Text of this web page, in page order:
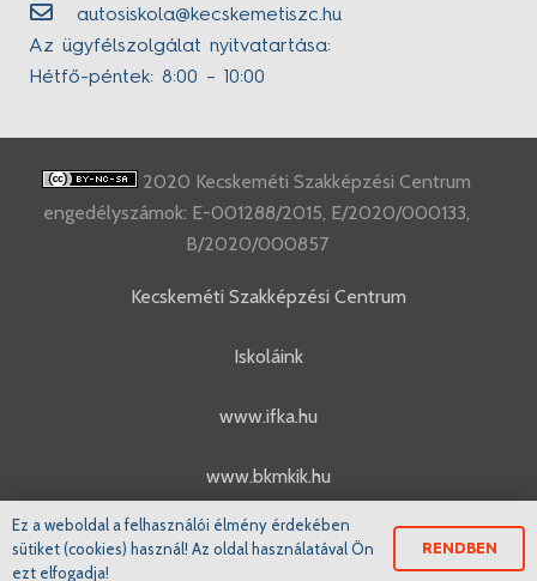
autosiskola@kecskemetiszc.hu
Az ügyfélszolgálat nyitvatartása:
Hétfő-péntek: 8:00 – 10:00
2020 Kecskeméti Szakképzési Centrum
engedélyszámok: E-001288/2015, E/2020/000133,
B/2020/000857
Kecskeméti Szakképzési Centrum
Iskoláink
www.ifka.hu
www.bkmkik.hu
www.szakkepzes.ifka.hu
Ez a weboldal a felhasználói élmény érdekében
sütiket (cookies) használ! Az oldal használatával Ön
ezt elfogadja!
RENDBEN